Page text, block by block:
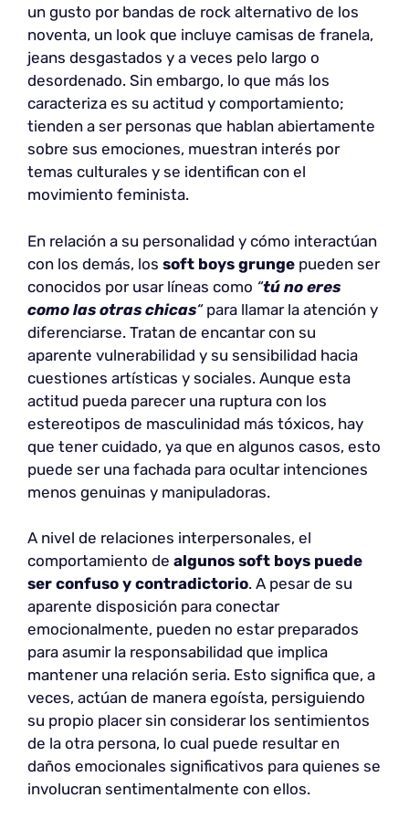
un gusto por bandas de rock alternativo de los
noventa, un look que incluye camisas de franela,
jeans desgastados y a veces pelo largo o
desordenado. Sin embargo, lo que más los
caracteriza es su actitud y comportamiento;
tienden a ser personas que hablan abiertamente
sobre sus emociones, muestran interés por
temas culturales y se identifican con el
movimiento feminista.
En relación a su personalidad y cómo interactúan
con los demás, los soft boys grunge pueden ser
conocidos por usar líneas como “tú no eres
como las otras chicas“para llamar la atención y
diferenciarse. Tratan de encantar con su
aparente vulnerabilidad y su sensibilidad hacia
cuestiones artísticas y sociales. Aunque esta
actitud pueda parecer una ruptura con los
estereotipos de masculinidad más tóxicos, hay
que tener cuidado, ya que en algunos casos, esto
puede ser una fachada para ocultar intenciones
menos genuinas y manipuladoras.
A nivel de relaciones interpersonales, el
comportamiento de algunos soft boys puede
ser confuso y contradictorio. A pesar de su
aparente disposición para conectar
emocionalmente, pueden no estar preparados
para asumir la responsabilidad que implica
mantener una relación seria. Esto significa que, a
veces, actúan de manera egoísta, persiguiendo
su propio placer sin considerar los sentimientos
de la otra persona, lo cual puede resultar en
daños emocionales significativos para quienes se
involucran sentimentalmente con ellos.